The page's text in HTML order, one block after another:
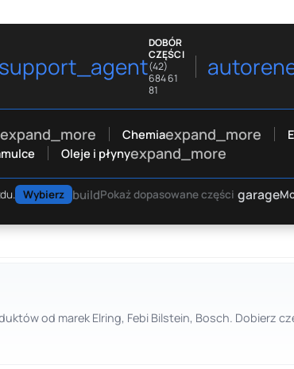
support_agent
DOBÓR
CZĘŚCI
(42)
684 61
81
expand_more Chemiaexpand_more
Oleje i płynyexpand_more
Wybierz buildPokaż dopasowane części garage
od marek Elring, Febi Bilstein, Bosch. Dobierz